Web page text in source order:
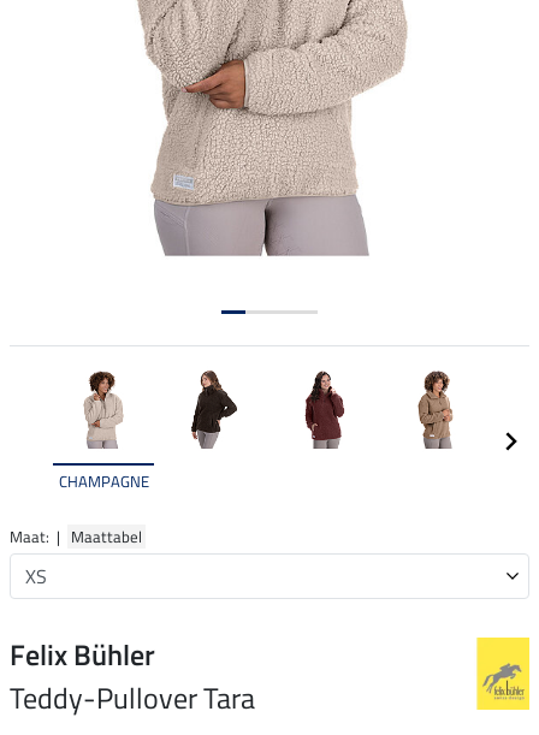
CHAMPAGNE
Maat: | Maattabel
Felix Bühler
Teddy-Pullover Tara